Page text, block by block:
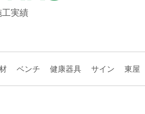
工実績
ベンチ 健康器具 サイン 東屋